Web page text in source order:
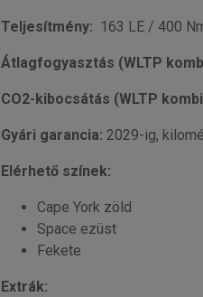
Teljesítmény: 163 LE / 400
Átlagfogyasztás (WLTP
CO2-kibocsátás (WLTP
Gyári garancia: 2029-ig,
Elérhető színek:
Cape York zöld
Space ezüst
Fekete
Extrák: